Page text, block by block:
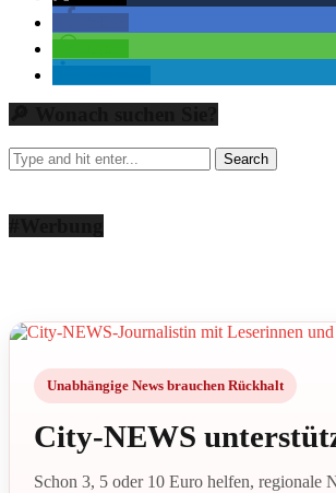
Unabhängige News brauchen Rückhalt
City-NEWS
Schon 3, 5 oder 10 Euro helfen, regionale